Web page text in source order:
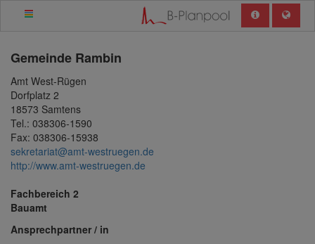
Gemeinde Rambin
Amt West-Rügen
Dorfplatz 2
18573 Samtens
Tel.: 038306-1590
Fax: 038306-15938
sekretariat@amt-westruegen.de
http://www.amt-westruegen.de
Fachbereich 2
Bauamt
Ansprechpartner / in